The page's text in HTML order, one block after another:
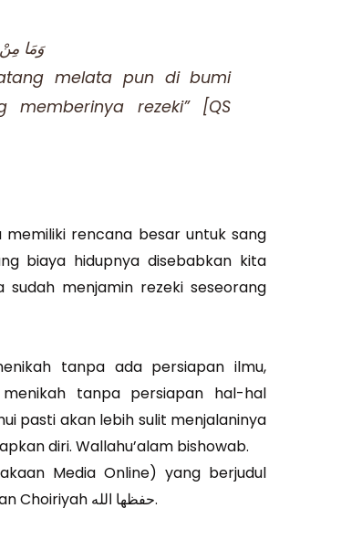
وَمَا
melata pun di bumi
memberinya rezeki” [QS
memiliki rencana besar untuk sang
biaya hidupnya disebabkan kita
menjamin rezeki seseorang
tanpa ada persiapan ilmu,
tanpa persiapan hal-hal
pasti akan lebih sulit menjalaninya
diri. Wallahu’alam bishowab.
Media Online) yang berjudul
“Menjadi Wanita Berilmu” oleh Ummu Ihsan Choiriyah حفظها الله.